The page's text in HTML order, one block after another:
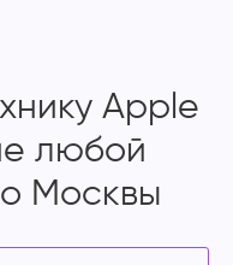
Apple
любой
Москвы